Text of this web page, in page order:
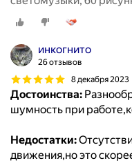
инкогнито
26 отзывов
8 декабря 2023
Достоинства:
шумность при
Недостатки:
движения,но это